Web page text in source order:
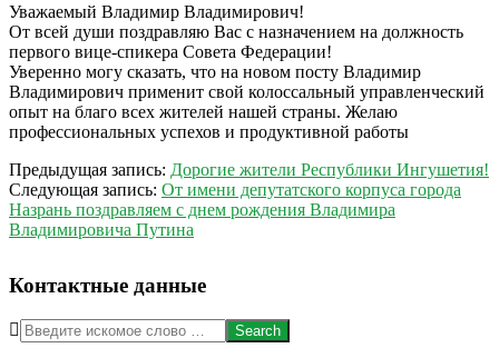
Уважаемый Владимир Владимирович!
От всей души поздравляю Вас с назначением на должность
первого вице-спикера Совета Федерации!
Уверенно могу сказать, что на новом посту Владимир
Владимирович применит свой колоссальный управленческий
опыт на благо всех жителей нашей страны. Желаю
профессиональных успехов и продуктивной работы
2024-
09-
30
Предыдущая запись: Дорогие жители Республики Ингушетия!
Следующая запись: От имени депутатского корпуса города
Назрань поздравляем с днем рождения Владимира
Владимировича Путина
Контактные данные
Search